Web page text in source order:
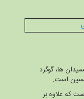
ها، گوگرد
که علاوه بر